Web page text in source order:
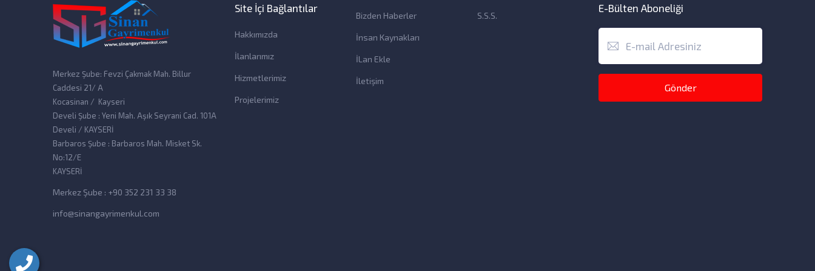
Merkez Şube: Fevzi Çakmak Mah. Billur
Caddesi 21/ A
Kocasinan / Kayseri
Develi Şube : Yeni Mah. Aşık Seyrani Cad. 101A
Develi / KAYSERİ
Barbaros Şube : Barbaros Mah. Misket Sk.
No:12/E
KAYSERİ
Merkez Şube : +90 352 231 33 38
info@sinangayrimenkul.com
Site İçi Bağlantılar
Hakkımızda
İlanlarımız
Hizmetlerimiz
Projelerimiz
Bizden Haberler
İnsan Kaynakları
İLan Ekle
İletişim
S.S.S.
E-Bülten Aboneliği
Gönder